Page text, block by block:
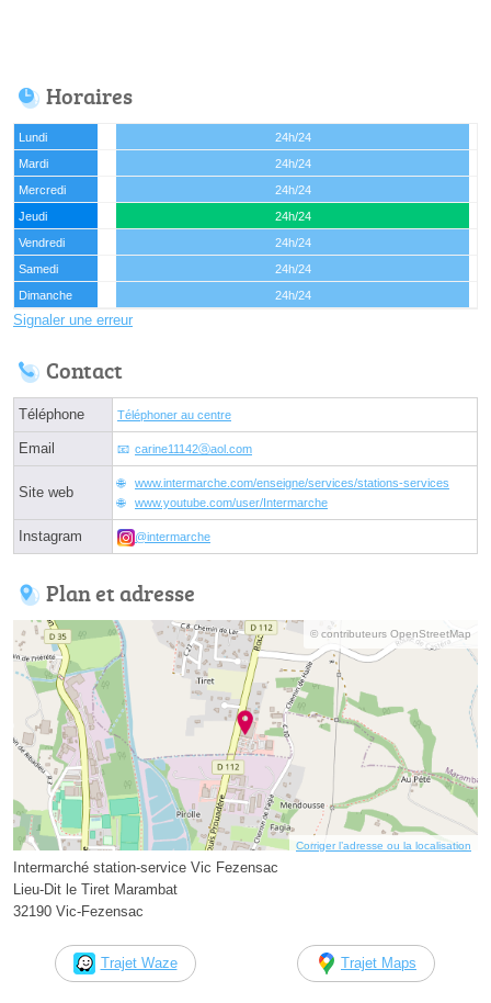
Horaires
Lundi
24h/24
Mardi
24h/24
Mercredi
24h/24
Jeudi
24h/24
Vendredi
24h/24
Samedi
24h/24
Dimanche
24h/24
Signaler une erreur
Contact
Téléphone Téléphoner au centre
Email carine11142ⓐaol.com
Site web
www.intermarche.com/enseigne/services/stations-services
www.youtube.com/user/Intermarche
Instagram @intermarche
Plan et adresse
© contributeurs OpenStreetMap
Corriger l’adresse ou la localisation
Intermarché station-service Vic Fezensac
Lieu-Dit le Tiret Marambat
32190 Vic-Fezensac
Trajet Waze Trajet Maps